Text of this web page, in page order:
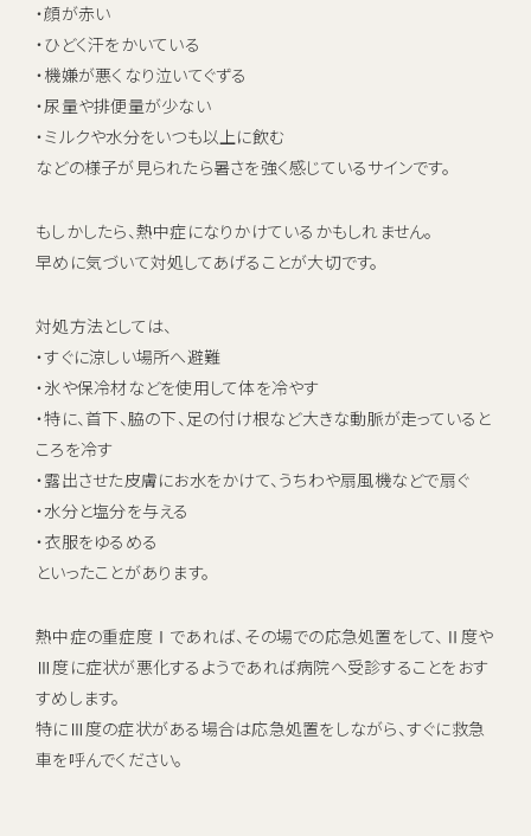
・顔が赤い
・ひどく汗をかいている
・機嫌が悪くなり泣いてぐずる
・尿量や排便量が少ない
・ミルクや水分をいつも以上に飲む
などの様子が見られたら暑さを強く感じているサインです。
もしかしたら、熱中症になりかけているかもしれません。
早めに気づいて対処してあげることが大切です。
対処方法としては、
・すぐに涼しい場所へ避難
・氷や保冷材などを使用して体を冷やす
・特に、首下、脇の下、足の付け根など大きな動脈が走っていると
ころを冷す
・露出させた皮膚にお水をかけて、うちわや扇風機などで扇ぐ
・水分と塩分を与える
・衣服をゆるめる
といったことがあります。
熱中症の重症度Ⅰであれば、その場での応急処置をして、Ⅱ度や
Ⅲ度に症状が悪化するようであれば病院へ受診することをおす
すめします。
特にⅢ度の症状がある場合は応急処置をしながら、すぐに救急
車を呼んでください。